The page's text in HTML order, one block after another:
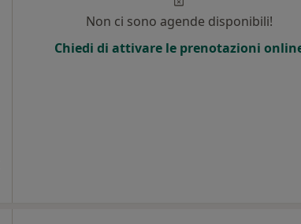
Non ci sono agende disponibili!
Chiedi di attivare le prenotazioni